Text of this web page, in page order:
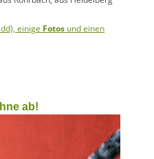
einige Fotos und einen
ab!